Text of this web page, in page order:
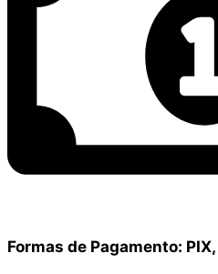
Formas de Pagamento: